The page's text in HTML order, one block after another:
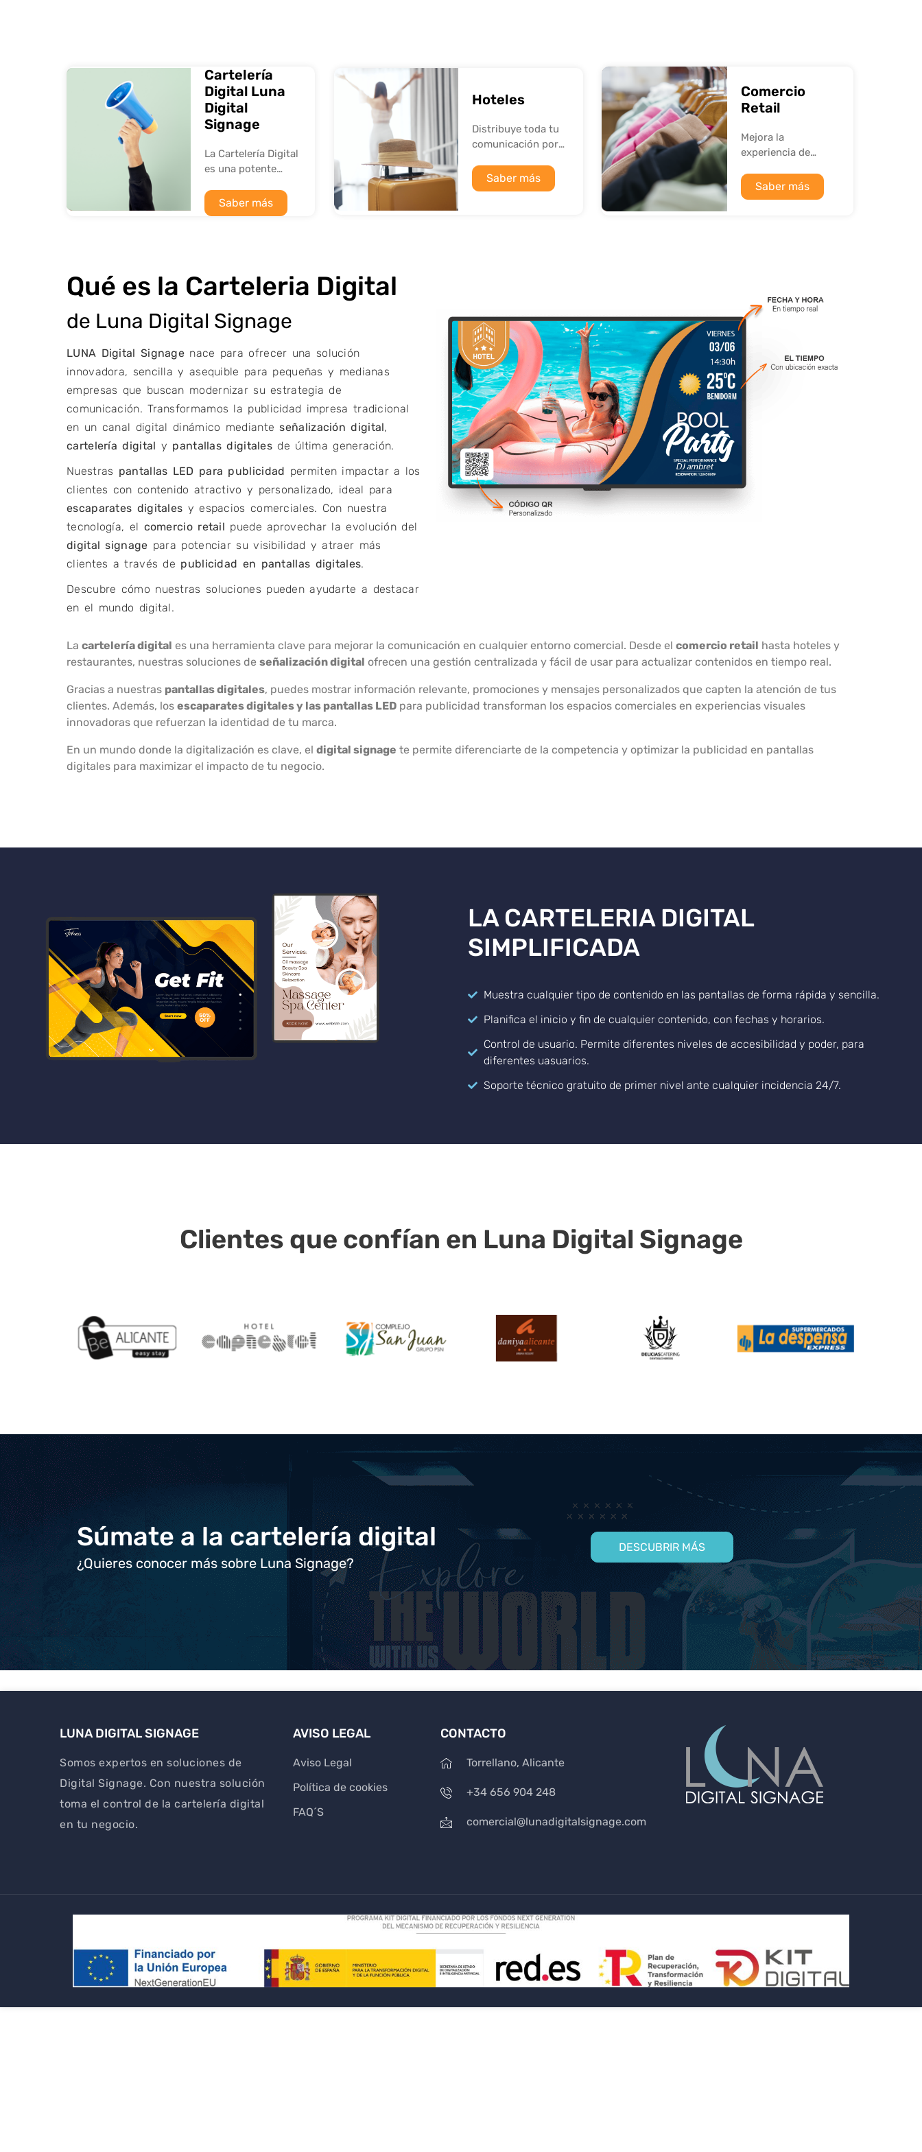
Cartelería
Digital Luna
Digital
Signage
La Cartelería Digital
es una potente
comunicación.
Saber más
Hoteles
Distribuye toda tu
comunicación por
instalaciones.
Saber más
Comercio
Retail
Mejora la
experiencia de
engagement con el
usuario.
Saber más
Qué es la Carteleria Digital
de Luna Digital Signage
LUNA Digital Signage nace para ofrecer una solución
innovadora, sencilla y asequible para pequeñas y medianas
empresas que buscan modernizar su estrategia de
comunicación. Transformamos la publicidad impresa tradicional
en un canal digital dinámico medianteseñalización digital,
cartelería digital y pantallas digitales de última generación.
Nuestras pantallas LED para publicidad permiten impactar a los
clientes con contenido atractivo y personalizado, ideal para
escaparates digitales y espacios comerciales. Con nuestra
tecnología, el comercio retail puede aprovechar la evolución del
digital signage para potenciar su visibilidad y atraer más
clientes a través de publicidad en pantallas digitales.
Descubre cómo nuestras soluciones pueden ayudarte a destacar
en el mundo digital.
La cartelería digital es una herramienta clave para mejorar la comunicación en cualquier entorno comercial. Desde el comercio retail hasta hoteles y
restaurantes, nuestras soluciones de señalización digital ofrecen una gestión centralizada y fácil de usar para actualizar contenidos en tiempo real.
Gracias a nuestras pantallas digitales, puedes mostrar información relevante, promociones y mensajes personalizados que capten la atención de tus
clientes. Además, los escaparates digitales y las pantallas LED para publicidad transforman los espacios comerciales en experiencias visuales
innovadoras que refuerzan la identidad de tu marca.
En un mundo donde la digitalización es clave, el digital signage te permite diferenciarte de la competencia y optimizar la publicidad en pantallas
digitales para maximizar el impacto de tu negocio.
LA CARTELERIA DIGITAL
SIMPLIFICADA
Muestra cualquier tipo de contenido en las pantallas de forma rápida y sencilla.
Planifica el inicio y fin de cualquier contenido, con fechas y horarios.
Control de usuario. Permite diferentes niveles de accesibilidad y poder, para
diferentes uasuarios.
Soporte técnico gratuito de primer nivel ante cualquier incidencia 24/7.
Clientes que confían en Luna Digital Signage
Súmate a la cartelería digital
¿Quieres conocer más sobre Luna Signage?
DESCUBRIR MÁS
LUNA DIGITAL SIGNAGE
Somos expertos en soluciones de
Digital Signage. Con nuestra solución
toma el control de la cartelería digital
en tu negocio.
AVISO LEGAL
Aviso Legal
Política de cookies
FAQ´S
CONTACTO
Torrellano, Alicante
+34 656 904 248
comercial@lunadigitalsignage.com